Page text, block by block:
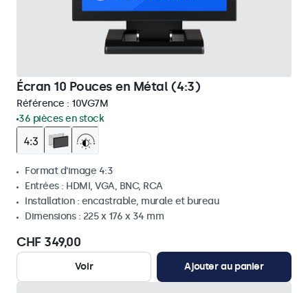
Écran 10 Pouces en Métal (4:3)
Référence : 10VG7M
36 pièces en stock
Format d'image 4:3
Entrées : HDMI, VGA, BNC, RCA
Installation : encastrable, murale et bureau
Dimensions : 225 x 176 x 34 mm
CHF 349,00
Voir Ajouter au panier